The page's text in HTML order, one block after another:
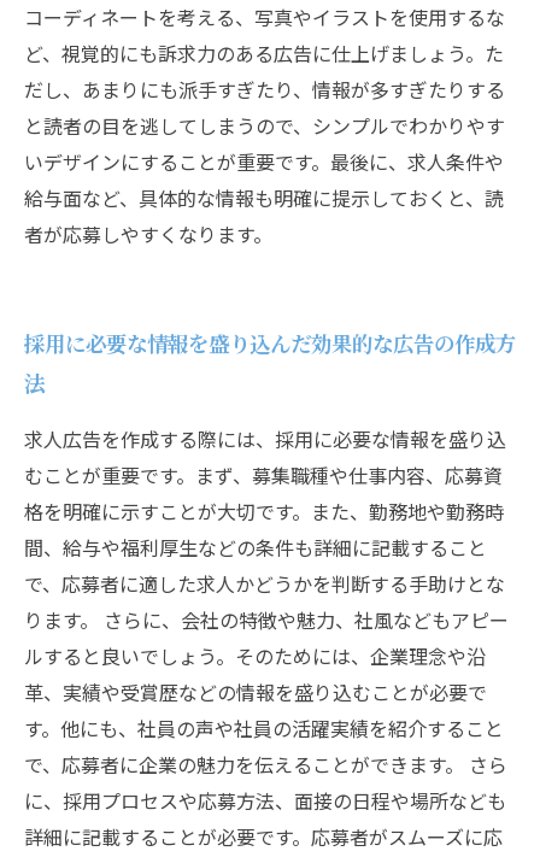
コーディネートを考える、写真やイラストを使用するな
ど、視覚的にも訴求力のある広告に仕上げましょう。た
だし、あまりにも派手すぎたり、情報が多すぎたりする
と読者の目を逃してしまうので、シンプルでわかりやす
いデザインにすることが重要です。最後に、求人条件や
給与面など、具体的な情報も明確に提示しておくと、読
者が応募しやすくなります。
採用に必要な情報を盛り込んだ効果的な広告の作成方
法
求人広告を作成する際には、採用に必要な情報を盛り込
むことが重要です。まず、募集職種や仕事内容、応募資
格を明確に示すことが大切です。また、勤務地や勤務時
間、給与や福利厚生などの条件も詳細に記載すること
で、応募者に適した求人かどうかを判断する手助けとな
ります。 さらに、会社の特徴や魅力、社風などもアピー
ルすると良いでしょう。そのためには、企業理念や沿
革、実績や受賞歴などの情報を盛り込むことが必要で
す。他にも、社員の声や社員の活躍実績を紹介すること
で、応募者に企業の魅力を伝えることができます。 さら
に、採用プロセスや応募方法、面接の日程や場所なども
詳細に記載することが必要です。応募者がスムーズに応